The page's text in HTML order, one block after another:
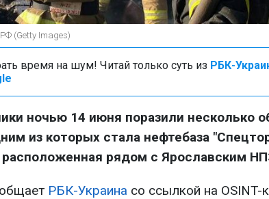
(Getty Images)
время на шум! Читай только суть из РБК-
ночью 14 июня поразили несколько
из которых стала нефтебаза
рядом с Ярославским
РБК-Украина со ссылкой на OSINT-